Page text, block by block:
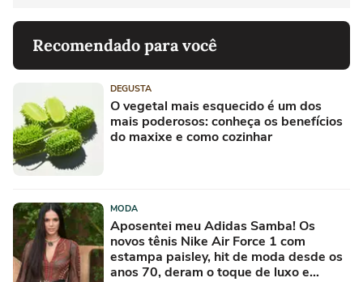
Recomendado para você
DEGUSTA
O vegetal mais esquecido é um dos
mais poderosos: conheça os benefícios
do maxixe e como cozinhar
MODA
Aposentei meu Adidas Samba! Os
novos tênis Nike Air Force 1 com
estampa paisley, hit de moda desde os
anos 70, deram o toque de luxo e